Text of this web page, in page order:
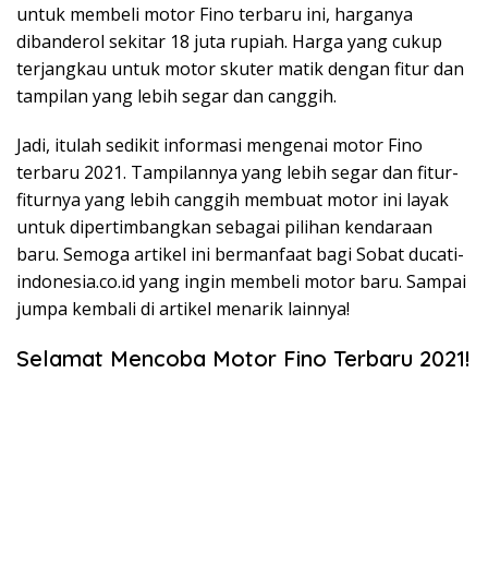
untuk membeli motor Fino terbaru ini, harganya
dibanderol sekitar 18 juta rupiah. Harga yang cukup
terjangkau untuk motor skuter matik dengan fitur dan
tampilan yang lebih segar dan canggih.
Jadi, itulah sedikit informasi mengenai motor Fino
terbaru 2021. Tampilannya yang lebih segar dan fitur-
fiturnya yang lebih canggih membuat motor ini layak
untuk dipertimbangkan sebagai pilihan kendaraan
baru. Semoga artikel ini bermanfaat bagi Sobat ducati-
indonesia.co.id yang ingin membeli motor baru. Sampai
jumpa kembali di artikel menarik lainnya!
Selamat Mencoba Motor Fino Terbaru 2021!